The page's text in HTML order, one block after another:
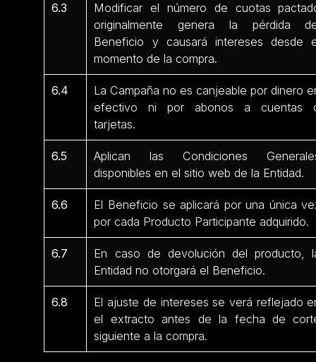
6.3
Modificar el número de cuotas
originalmente genera la pérdida
Beneficio y causará intereses desde
momento de la compra.
6.4
La Campaña no es canjeable por dinero
efectivo ni por abonos a cuentas
tarjetas.
6.5
Aplican las Condiciones
disponibles en el sitio web de la Entidad.
6.6
El Beneficio se aplicará por una única
por cada Producto Participante adquirido.
6.7
En caso de devolución del producto,
Entidad no otorgará el Beneficio.
6.8
El ajuste de intereses se verá reflejado
el extracto antes de la fecha de
siguiente a la compra.